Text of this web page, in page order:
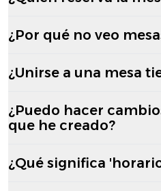
¿Por qué no veo
¿Unirse a una mesa
¿Puedo hacer
que he creado?
¿Qué significa